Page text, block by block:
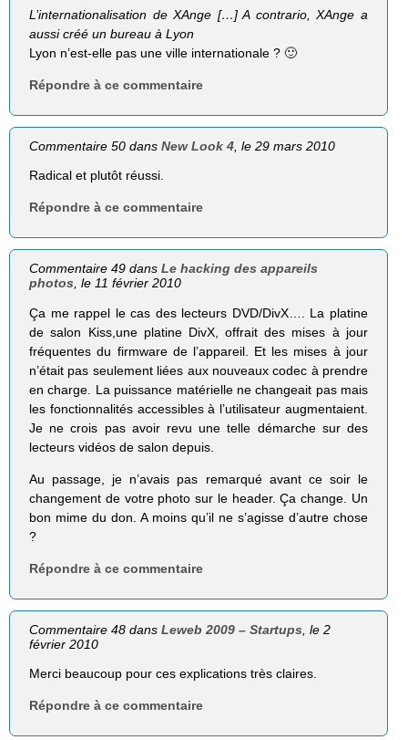
L’internationalisation de XAnge […] A contra­rio, XAnge a
aussi créé un bureau à Lyon
Lyon n’est-elle pas une ville internationale ? 🙂
Répondre à ce commentaire
Commentaire 50 dansNew Look 4 , le 29 mars 2010
Radical et plutôt réussi.
Répondre à ce commentaire
Commentaire 49 dansLe hacking des appareils
photos, le 11 février 2010
Ça me rappel le cas des lecteurs DVD/DivX…. La platine
de salon Kiss,une platine DivX, offrait des mises à jour
fréquentes du firmware de l’appareil. Et les mises à jour
n’était pas seulement liées aux nouveaux codec à prendre
en charge. La puissance matérielle ne changeait pas mais
les fonctionnalités accessibles à l’utilisateur augmentaient.
Je ne crois pas avoir revu une telle démarche sur des
lecteurs vidéos de salon depuis.
Au passage, je n’avais pas remarqué avant ce soir le
changement de votre photo sur le header. Ça change. Un
bon mime du don. A moins qu’il ne s’agisse d’autre chose
?
Répondre à ce commentaire
Commentaire 48 dansLeweb 2009 – Startups , le 2
février 2010
Merci beaucoup pour ces explications très claires.
Répondre à ce commentaire